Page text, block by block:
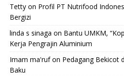
Tetty on Profil PT Nutrifood
Bergizi
linda s sinaga on Bantu UMKM,
Kerja Pengrajin Aluminium
Imam ma'rufon Pedagang Bekicot
Baku